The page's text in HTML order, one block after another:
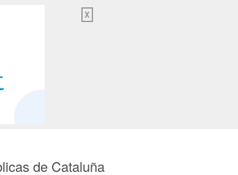
X
de Cataluña